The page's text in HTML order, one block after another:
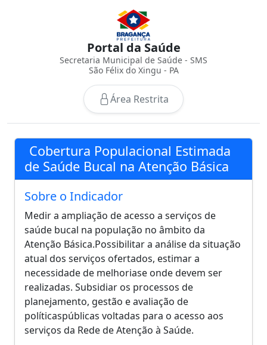
Portal da Saúde
Secretaria Municipal de Saúde - SMS
São Félix do Xingu - PA
Área Restrita
Cobertura Populacional Estimada
de Saúde Bucal na Atenção Básica
Sobre o Indicador
Medir a ampliação de acesso a serviços de
saúde bucal na população no âmbito da
Atenção Básica.Possibilitar a análise da situação
atual dos serviços ofertados, estimar a
necessidade de melhoriase onde devem ser
realizadas. Subsidiar os processos de
planejamento, gestão e avaliação de
políticaspúblicas voltadas para o acesso aos
serviços da Rede de Atenção à Saúde.